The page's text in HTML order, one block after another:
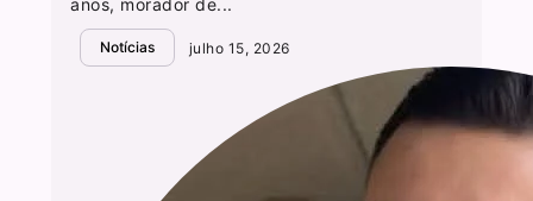
Notícias julho 15, 2026